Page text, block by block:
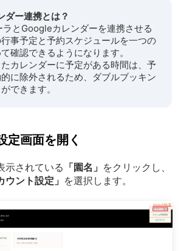
ダー連携とは？
とGoogleカレンダーを連携させる
事予定と予約スケジュールを一つの
確認できるようになります。
カレンダーに予定がある時間は、予
に除外されるため、ダブルブッキン
できます。
定画面を開く
示されている 「園名」 をクリックし、
ウント設定」 を選択します。